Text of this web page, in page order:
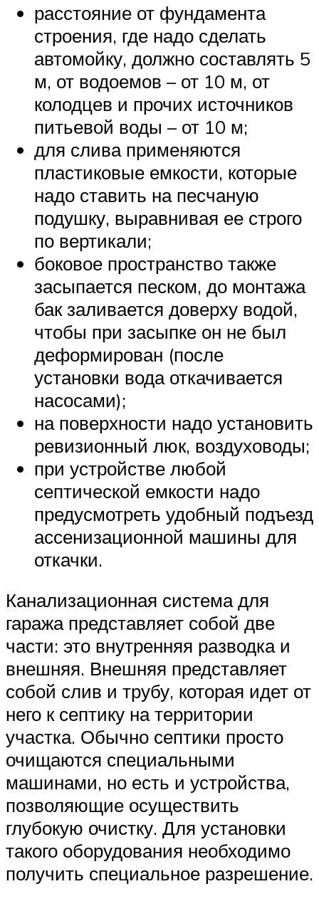
расстояние от фундамента
строения, где надо сделать
автомойку, должно составлять 5
м, от водоемов – от 10 м, от
колодцев и прочих источников
питьевой воды – от 10 м;
для слива применяются
пластиковые емкости, которые
надо ставить на песчаную
подушку, выравнивая ее строго
по вертикали;
боковое пространство также
засыпается песком, до монтажа
бак заливается доверху водой,
чтобы при засыпке он не был
деформирован (после
установки вода откачивается
насосами);
на поверхности надо установить
ревизионный люк, воздуховоды;
при устройстве любой
септической емкости надо
предусмотреть удобный подъезд
ассенизационной машины для
откачки.
Канализационная система для
гаража представляет собой две
части: это внутренняя разводка и
внешняя. Внешняя представляет
собой слив и трубу, которая идет от
него к септику на территории
участка. Обычно септики просто
очищаются специальными
машинами, но есть и устройства,
позволяющие осуществить
глубокую очистку. Для установки
такого оборудования необходимо
получить специальное разрешение.